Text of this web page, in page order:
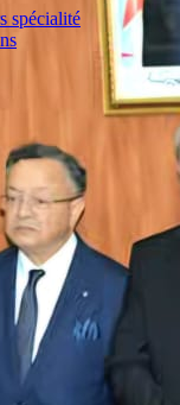
spécialité